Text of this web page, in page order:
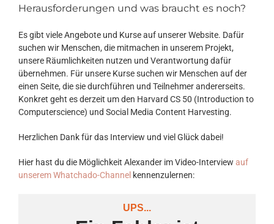
Herausforderungen und was braucht es noch?
Es gibt viele Angebote und Kurse auf unserer Website. Dafür
suchen wir Menschen, die mitmachen in unserem Projekt,
unsere Räumlichkeiten nutzen und Verantwortung dafür
übernehmen. Für unsere Kurse suchen wir Menschen auf der
einen Seite, die sie durchführen und Teilnehmer andererseits.
Konkret geht es derzeit um den Harvard CS 50 (Introduction to
Computerscience) und Social Media Content Harvesting.
Herzlichen Dank für das Interview und viel Glück dabei!
Hier hast du die Möglichkeit Alexander im Video-Interview auf
unserem Whatchado-Channel kennenzulernen: